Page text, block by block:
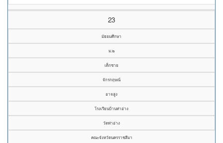
23
มัธยมศึกษา
ม.๒
เด็กชาย
จักรกฤษณ์
อาจสูง
โรงเรียนบ้านท่าอ่าง
วัดท่าอ่าง
คณะจังหวัดนครราชสีมา